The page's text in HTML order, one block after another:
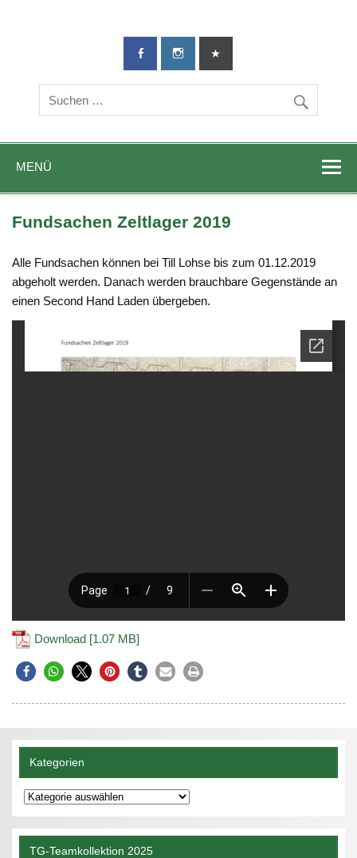
TG-Geislingen
DIE Sportadresse in Geislingen!
MENÜ
Fundsachen Zeltlager 2019
Alle Fundsachen können bei Till Lohse bis zum 01.12.2019
abgeholt werden. Danach werden brauchbare Gegenstände an
einen Second Hand Laden übergeben.
Download [1.07 MB]
Kategorien
Kategorien
TG-Teamkollektion 2025